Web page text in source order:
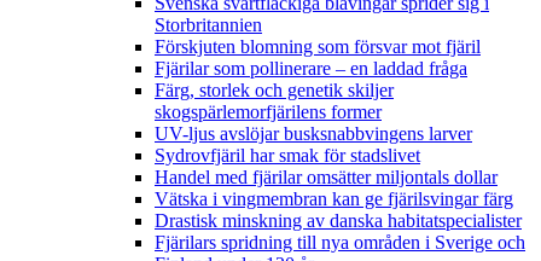
Storbritannien
Förskjuten blomning som försvar mot fjäril
Fjärilar som pollinerare – en laddad fråga
Färg, storlek och genetik skiljer
skogspärlemorfjärilens former
UV-ljus avslöjar busksnabbvingens larver
Sydrovfjäril har smak för stadslivet
Handel med fjärilar omsätter miljontals dollar
Vätska i vingmembran kan ge fjärilsvingar färg
Drastisk minskning av danska habitatspecialister
Fjärilars spridning till nya områden i Sverige och